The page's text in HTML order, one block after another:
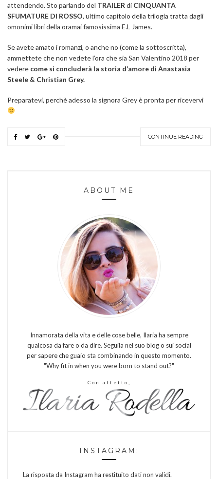
attendendo. Sto parlando del TRAILER di CINQUANTA
SFUMATURE DI ROSSO, ultimo capitolo della trilogia tratta dagli
omonimi libri della oramai famosissima E.L James.
Se avete amato i romanzi, o anche no (come la sottoscritta),
ammettete che non vedete l’ora che sia San Valentino 2018 per
vedere come si concluderà la storia d’amore di Anastasia
Steele & Christian Grey.
Preparatevi, perchè adesso la signora Grey è pronta per ricevervi
CONTINUE READING
ABOUT ME
Innamorata della vita e delle cose belle, Ilaria ha sempre
qualcosa da fare o da dire. Seguila nel suo blog o sui social
per sapere che guaio sta combinando in questo momento.
"Why fit in when you were born to stand out?"
Con affetto,
INSTAGRAM:
La risposta da Instagram ha restituito dati non validi.